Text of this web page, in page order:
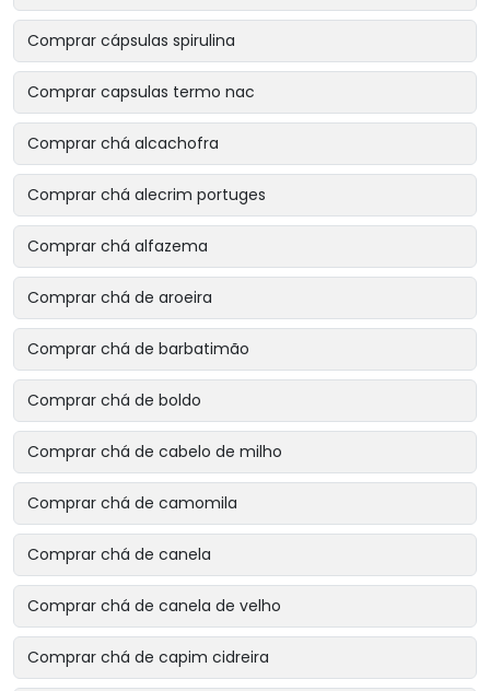
Comprar cápsulas spirulina
Comprar capsulas termo nac
Comprar chá alcachofra
Comprar chá alecrim portuges
Comprar chá alfazema
Comprar chá de aroeira
Comprar chá de barbatimão
Comprar chá de boldo
Comprar chá de cabelo de milho
Comprar chá de camomila
Comprar chá de canela
Comprar chá de canela de velho
Comprar chá de capim cidreira